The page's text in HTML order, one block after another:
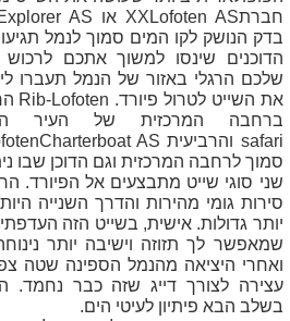
חברתXXLofoten AS או AS
בדק הנושק לקו המים סמוך לנמל
הדוכנים שינסו למשוך אתכם
שלכם הרגלי באזור של הנמל תעברו
את השייט לטרול פיורד. Rib-Lofoten
ברחבה המרכזית של העיר
safari והרביעית AS
סמוך לרחבה המרכזית וגם הדוכן שבו
שני סוגי שייט מתבצעים אל הפיורד.
סירות גומי מהירות והדרך השנייה
יותר גדולות. אישית, בשייט הזה
ואחרי היציאה מהנמל הספינה שטה
עצירה לצורך דייג שזה כבר נחמד.
בשלב הבא פיתיון לעיטי הים.